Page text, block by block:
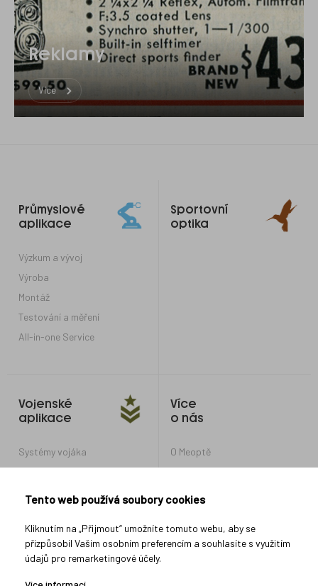
Reklamy
Více
do
Průmyslové
aplikace
Výzkum a vývoj
Výroba
Montáž
Testování a měření
All-in-one Service
Sportovní
optika
Vojenské
aplikace
Systémy vojáka
Optické systémy pro obrněná
Optické systémy pro další
Více
o nás
O Meoptě
Kariéra v Meoptě
Spojte se s námi
Tento web používá soubory cookies
Kliknutím na „Přijmout“ umožníte tomuto webu, aby se
přizpůsobil Vašim osobním preferencím a souhlasíte s využitím
údajů pro remarketingové účely.